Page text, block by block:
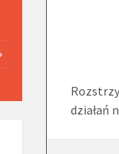
działań